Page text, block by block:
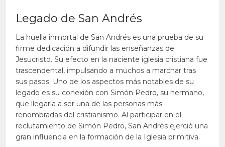
Legado de San Andrés
La huella inmortal de San Andrés es una prueba de su
firme dedicación a difundir las enseñanzas de
Jesucristo. Su efecto en la naciente iglesia cristiana fue
trascendental, impulsando a muchos a marchar tras
sus pasos. Uno de los aspectos más notables de su
legado es su conexión con Simón Pedro, su hermano,
que llegaría a ser una de las personas más
renombradas del cristianismo. Al participar en el
reclutamiento de Simón Pedro, San Andrés ejerció una
gran influencia en la formación de la Iglesia primitiva.